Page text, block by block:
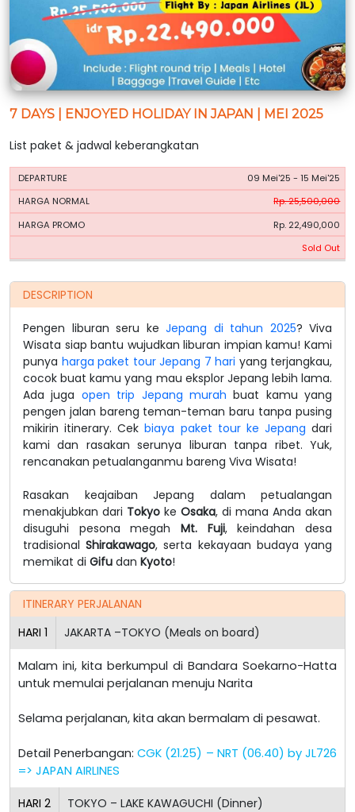
7 DAYS | ENJOYED HOLIDAY IN JAPAN | MEI 2025
List paket & jadwal keberangkatan
PERIODE
HARGA
09 Mei'25 - 15 Mei'25
Rp. 25,500,000
Rp. 22,490,000
Sold Out
DESCRIPTION
Pengen liburan seru ke Jepang di tahun 2025? Viva
Wisata siap bantu wujudkan liburan impian kamu! Kami
punya harga paket tour Jepang 7 hari yang terjangkau,
cocok buat kamu yang mau eksplor Jepang lebih lama.
Ada juga open trip Jepang murah buat kamu yang
pengen jalan bareng teman-teman baru tanpa pusing
mikirin itinerary. Cekbiaya paket tour ke Jepang dari
kami dan rasakan serunya liburan tanpa ribet. Yuk,
rencanakan petualanganmu bareng Viva Wisata!
Rasakan keajaiban Jepang dalam petualangan
menakjubkan dari Tokyo ke Osaka, di mana Anda akan
disuguhi pesona megah Mt. Fuji, keindahan desa
tradisionalShirakawago, serta kekayaan budaya yang
memikat di Gifu dan Kyoto!
ITINERARY PERJALANAN
HARI 1 JAKARTA –TOKYO (Meals on board)
Malam ini, kita berkumpul di Bandara Soekarno-Hatta
untuk memulai perjalanan menuju Narita
Selama perjalanan, kita akan bermalam di pesawat.
Detail Penerbangan:CGK (21.25) – NRT (06.40) by JL726
=> JAPAN AIRLINES
HARI 2 TOKYO – LAKE KAWAGUCHI (Dinner)